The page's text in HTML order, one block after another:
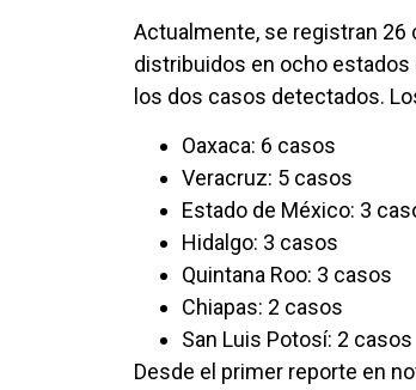
Actualmente, se registran 26
distribuidos en ocho estados
los dos casos detectados.
Oaxaca: 6 casos
Veracruz: 5 casos
Estado de México: 3
Hidalgo: 3 casos
Quintana Roo: 3 casos
Chiapas: 2 casos
San Luis Potosí: 2 casos
Desde el primer reporte en